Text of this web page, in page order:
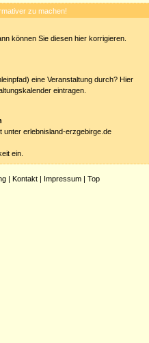
zu machen!
können Sie diesen hier korrigieren.
eine Veranstaltung durch? Hier
eintragen.
erlebnisland-erzgebirge.de
ein.
| Kontakt | Impressum | Top